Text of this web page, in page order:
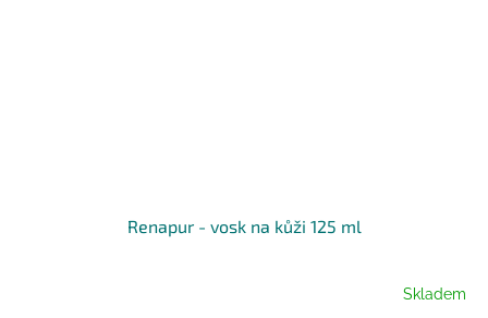
Renapur - vosk na kůži 125 ml
Skladem